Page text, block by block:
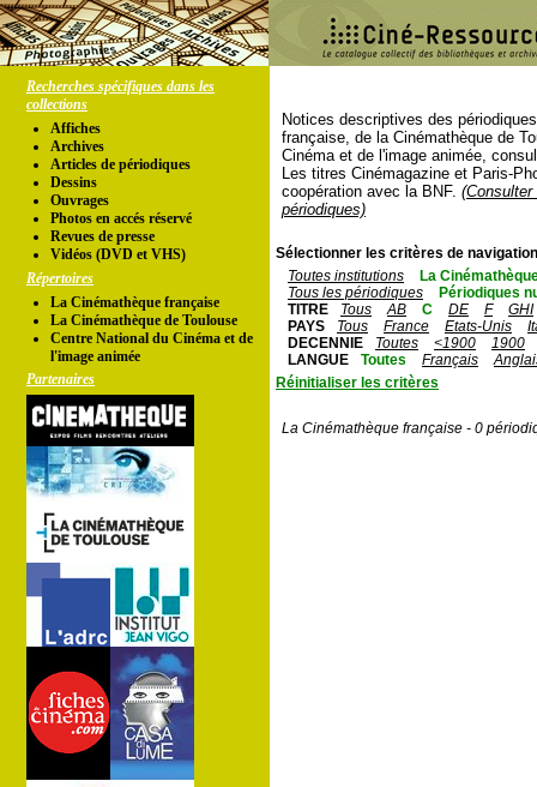
Recherches spécifiques dans les
collections
Affiches
Archives
Articles de périodiques
Dessins
Ouvrages
Photos en accés réservé
Revues de presse
Vidéos (DVD et VHS)
Répertoires
La Cinémathèque française
La Cinémathèque de Toulouse
Centre National du Cinéma et de
l'image animée
Partenaires
Notices descriptives des
française, de la Cinémathèque de
Cinéma et de l'image animée,
Les titres Cinémagazine et Paris-
coopération avec la BNF.
périodiques)
Sélectionner les critères de
Toutes institutions
La
Tous les périodiques
Périodiques
TITRE
Tous AB C DE F
GHI
PAYS
Tous France Etats-Unis
DECENNIE
Toutes <1900
1900
LANGUE
Toutes Français
Réinitialiser les critères
La Cinémathèque française - 0